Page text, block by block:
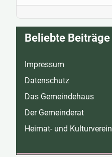
Beliebte Beiträge
Impressum
Datenschutz
Das Gemeindehaus
Der Gemeinderat
Heimat- und Kulturverein